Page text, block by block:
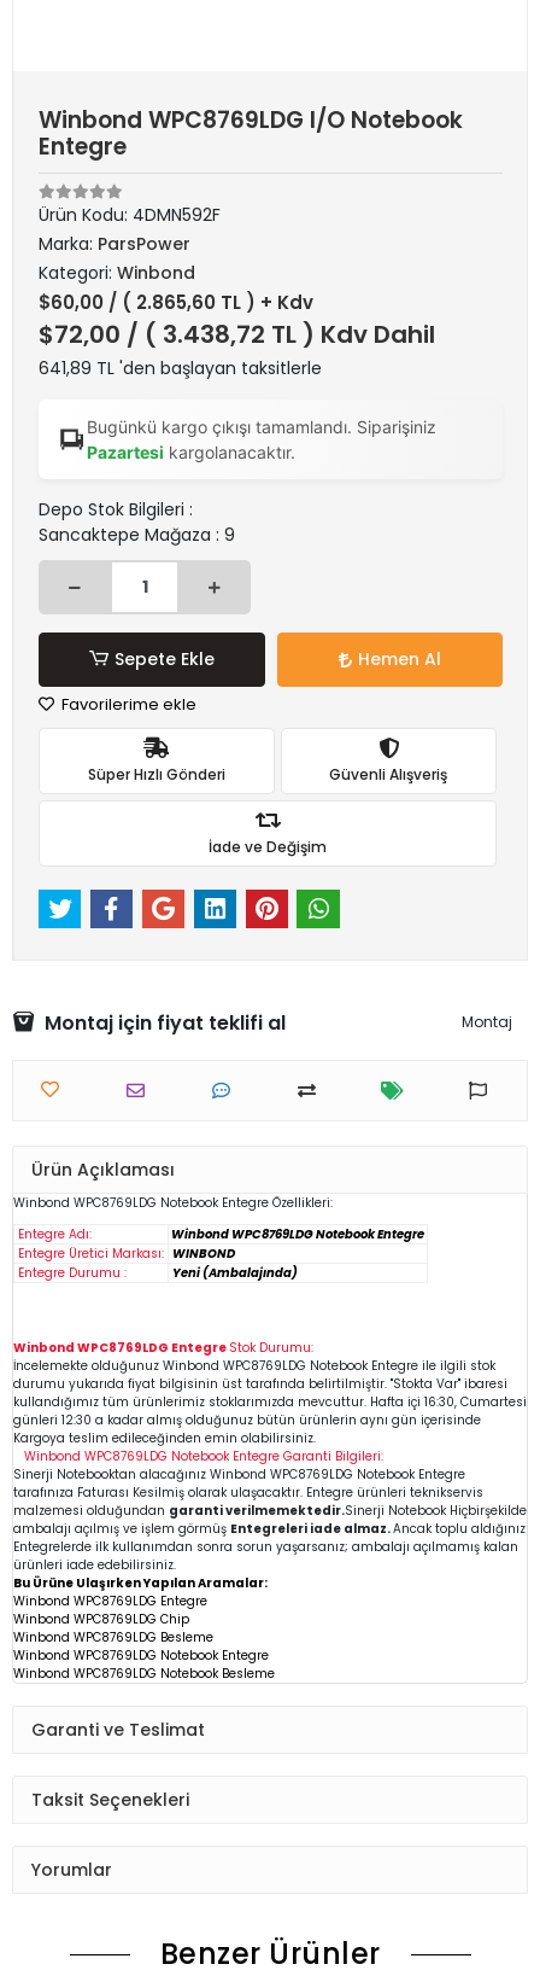
Winbond WPC8769LDG I/O Notebook
Entegre
Ürün Kodu: 4DMN592F
Marka: ParsPower
Kategori: Winbond
$60,00 / ( 2.865,60 TL ) + Kdv
$72,00 / ( 3.438,72 TL ) Kdv Dahil
641,89 TL 'den başlayan taksitlerle
Bugünkü kargo çıkışı tamamlandı. Siparişiniz
Pazartesi kargolanacaktır.
Depo Stok Bilgileri :
Sancaktepe Mağaza : 9
Sepete Ekle Hemen Al
Favorilerime ekle
Süper Hızlı Gönderi Güvenli Alışveriş
İade ve Değişim
Montaj için fiyat teklifi al Montaj
Ürün Açıklaması
Winbond WPC8769LDG Notebook Entegre Özellikleri:
Entegre Adı:
Winbond WPC8769LDG Notebook Entegre
Entegre Üretici Markası: WINBOND
Entegre Durumu :
Yeni (Ambalajında)
Winbond WPC8769LDG Entegre Stok Durumu:
İncelemekte olduğunuz Winbond WPC8769LDG Notebook Entegre ile ilgili stok
durumu yukarıda fiyat bilgisinin üst tarafında belirtilmiştir. "Stokta Var" ibaresi
kullandığımız tüm ürünlerimiz stoklarımızda mevcuttur. Hafta içi 16:30, Cumartesi
günleri 12:30 a kadar almış olduğunuz bütün ürünlerin aynı gün içerisinde
Kargoya teslim edileceğinden emin olabilirsiniz.
Winbond WPC8769LDG Notebook Entegre Garanti Bilgileri:
Sinerji Notebooktan alacağınız Winbond WPC8769LDG Notebook Entegre
tarafınıza Faturası Kesilmiş olarak ulaşacaktır. Entegre ürünleri teknikservis
malzemesi olduğundan garanti verilmemektedir.Sinerji Notebook Hiçbirşekilde
ambalajı açılmış ve işlem görmüş Entegreleri iade almaz.Ancak toplu aldığınız
Entegrelerde ilk kullanımdan sonra sorun yaşarsanız; ambalajı açılmamış kalan
ürünleri iade edebilirsiniz.
Bu Ürüne Ulaşırken Yapılan Aramalar:
Winbond WPC8769LDG Entegre
Winbond WPC8769LDG Chip
Winbond WPC8769LDG Besleme
Winbond WPC8769LDG Notebook Entegre
Winbond WPC8769LDG Notebook Besleme
Garanti ve Teslimat
Taksit Seçenekleri
Yorumlar
Benzer Ürünler